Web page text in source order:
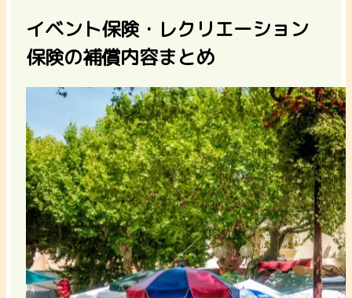
イベント保険・レクリエーション
保険の補償内容まとめ